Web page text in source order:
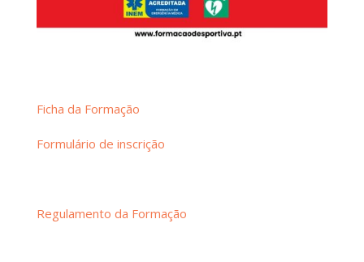
Ficha da Formação
Formulário de inscrição
Regulamento da Formação